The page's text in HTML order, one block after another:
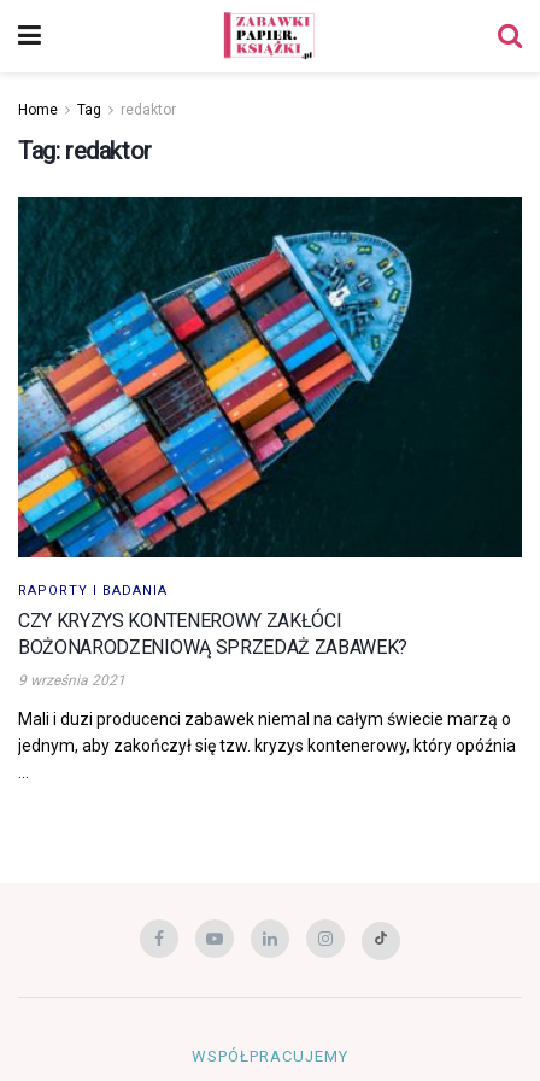
Home Tag redaktor
Tag: redaktor
RAPORTY I BADANIA
CZY KRYZYS KONTENEROWY ZAKŁÓCI
BOŻONARODZENIOWĄ SPRZEDAŻ ZABAWEK?
9 września 2021
Mali i duzi producenci zabawek niemal na całym świecie marzą o
jednym, aby zakończył się tzw. kryzys kontenerowy, który opóźnia
WSPÓŁPRACUJEMY